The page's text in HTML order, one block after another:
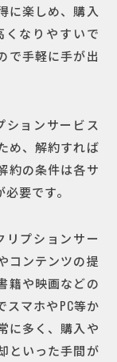
に楽しめ、購入
なりやすいで
で手軽に手が出
ションサービス
め、解約すれば
約の条件は各サ
要です。
リプションサー
コンテンツの提
籍や映画などの
スマホやPC等か
に多く、購入や
といった手間が